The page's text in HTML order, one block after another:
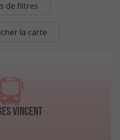
de filtres
la carte
Vincent